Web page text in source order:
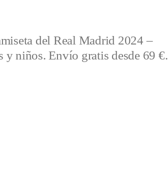
del Real Madrid 2024 –
niños. Envío gratis desde 69 €.